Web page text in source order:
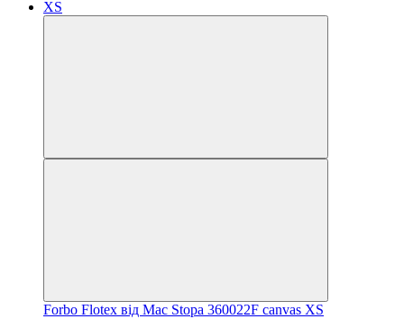
Forbo Flotex від Mac Stopa 360022F canvas XS